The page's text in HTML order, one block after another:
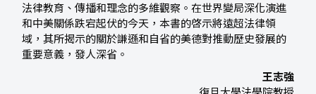
法律教育、傳播和理念的多維觀察。在世界變局深化演進
和中美關係跌宕起伏的今天，本書的啓示將遠超法律領
域，其所揭示的關於謙遜和自省的美德對推動歷史發展的
重要意義，發人深省。
王志強